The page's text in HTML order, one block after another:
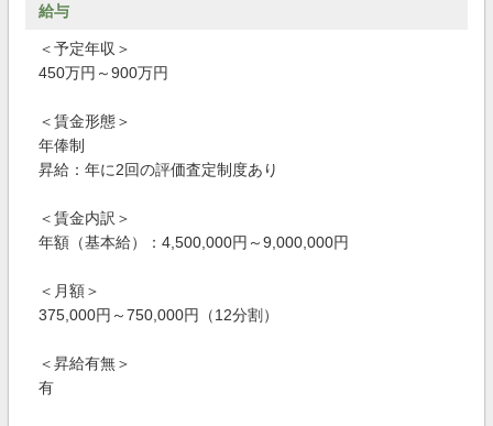
給与
＜予定年収＞
450万円～900万円
＜賃金形態＞
年俸制
昇給：年に2回の評価査定制度あり
＜賃金内訳＞
年額（基本給）：4,500,000円～9,000,000円
＜月額＞
375,000円～750,000円（12分割）
＜昇給有無＞
有